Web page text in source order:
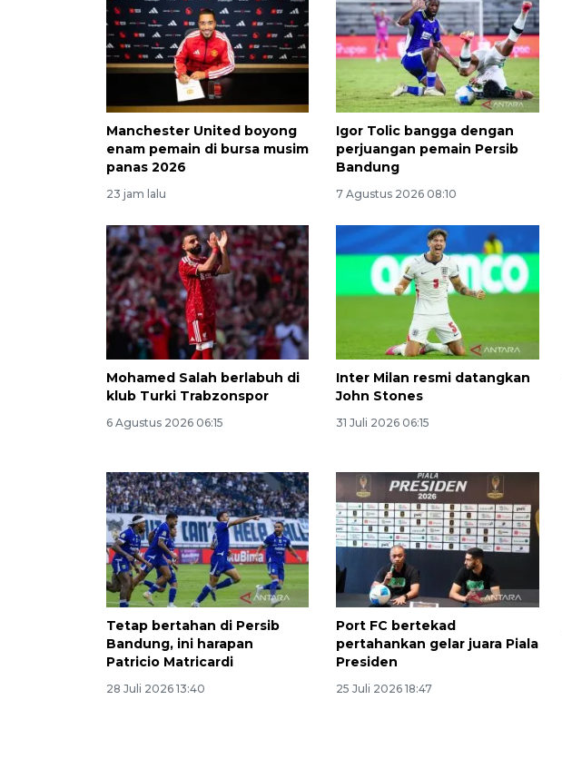
Manchester United boyong
enam pemain di bursa musim
panas 2026
23 jam lalu
Igor Tolic bangga dengan
perjuangan pemain Persib
Bandung
7 Agustus 2026 08:10
Mohamed Salah berlabuh di
klub Turki Trabzonspor
6 Agustus 2026 06:15
Inter Milan resmi datangkan
John Stones
31 Juli 2026 06:15
Tetap bertahan di Persib
Bandung, ini harapan
Patricio Matricardi
28 Juli 2026 13:40
Port FC bertekad
pertahankan gelar juara Piala
Presiden
25 Juli 2026 18:47
Awas